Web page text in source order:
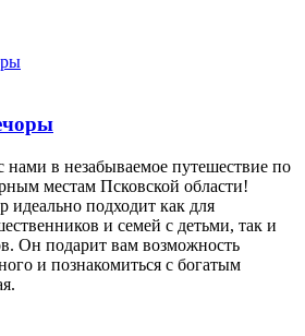
нами в незабываемое путешествие по
местам Псковской области!
идеально подходит как для
и семей с детьми, так и
Он подарит вам возможность
и познакомиться с богатым